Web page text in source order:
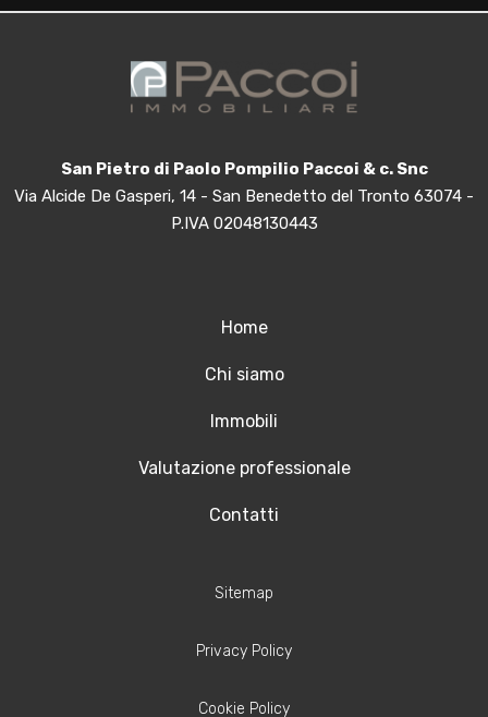
San Pietro di Paolo Pompilio Paccoi & c. Snc
Via Alcide De Gasperi, 14 - San Benedetto del Tronto 63074 -
P.IVA 02048130443
Home
Chi siamo
Immobili
Valutazione professionale
Contatti
Sitemap
Privacy Policy
Cookie Policy